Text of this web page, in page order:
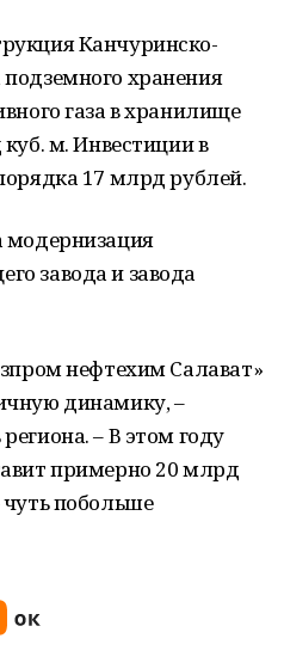
Канчуринско-
хранения
газа в хранилище
м. Инвестиции в
17 млрд рублей.
модернизация
завода и завода
нефтехим Салават»
динамику, –
– В этом году
примерно 20 млрд
побольше